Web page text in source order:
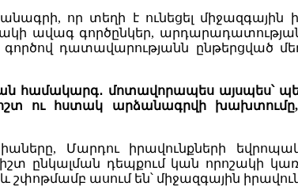
որ տեղի է ունեցել միջազգային
ավագ գործընկեր,
գործով դատավարությանն ընթերցված
համակարգ․ մոտավորապես այսպես՝
ու հստակ արձանագրվի
Մարդու իրավունքների
ընկալման դեպքում կան որոշակի
ասում են՝ միջազգային իրավունք